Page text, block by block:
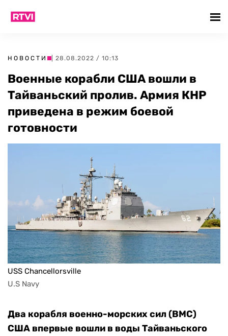
НОВОСТИ | 28.08.2022 / 10:13
Военные корабли США вошли в
Тайваньский пролив. Армия КНР
приведена в режим боевой
готовности
USS Chancellorsville
U.S Navy
Два корабля военно-морских сил (ВМС)
США впервые вошли в воды Тайваньского